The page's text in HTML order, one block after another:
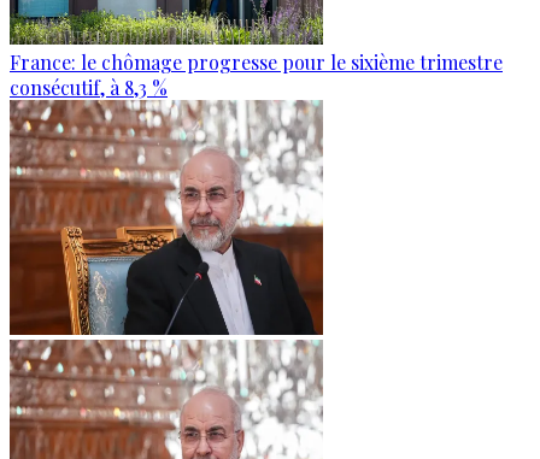
France: le chômage progresse pour le sixième trimestre
consécutif, à 8,3 %